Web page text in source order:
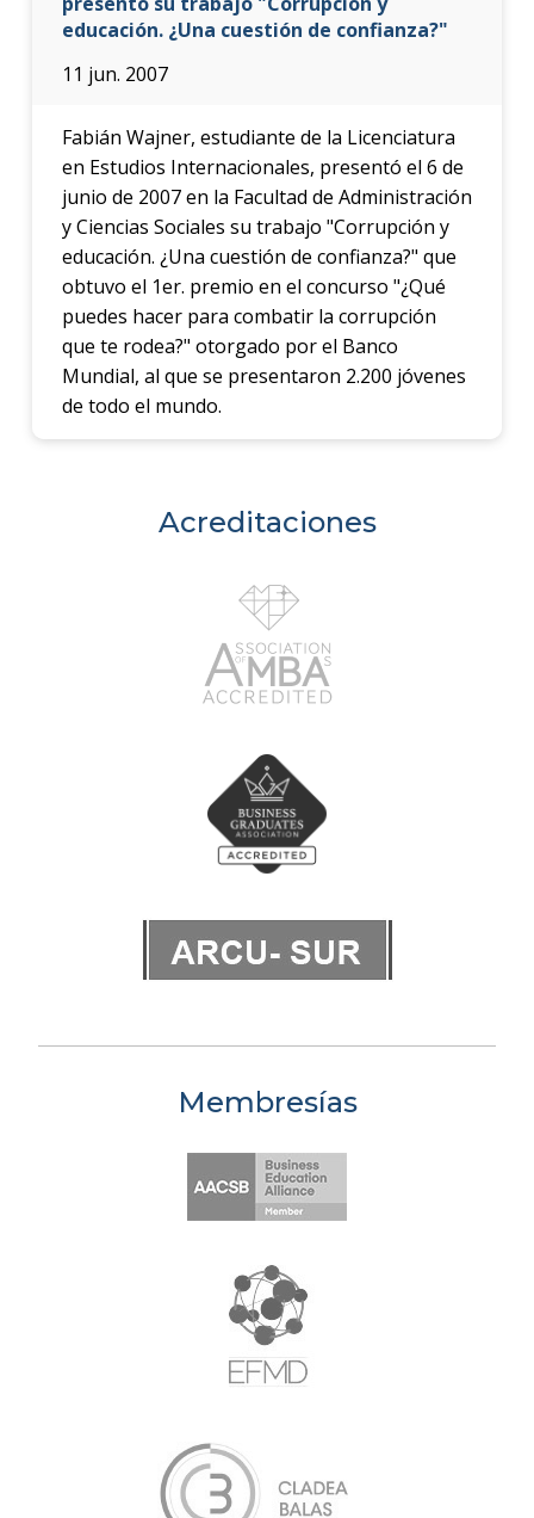
educación. ¿Una cuestión de confianza?"
11 jun. 2007
Fabián Wajner, estudiante de la Licenciatura
en Estudios Internacionales, presentó el 6 de
junio de 2007 en la Facultad de Administración
y Ciencias Sociales su trabajo "Corrupción y
educación. ¿Una cuestión de confianza?" que
obtuvo el 1er. premio en el concurso "¿Qué
puedes hacer para combatir la corrupción
que te rodea?" otorgado por el Banco
Mundial, al que se presentaron 2.200 jóvenes
de todo el mundo.
Acreditaciones
Membresías